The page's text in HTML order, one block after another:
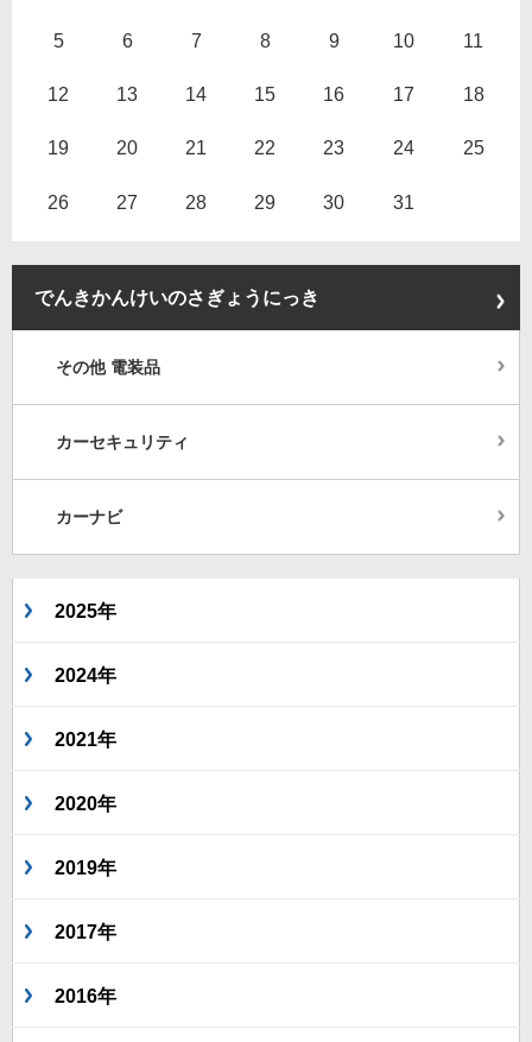
5 6 7 8 9 10 11
12 13 14 15 16 17 18
19 20 21 22 23 24 25
26 27 28 29 30 31
でんきかんけいのさぎょうにっき
その他 電装品
カーセキュリティ
カーナビ
2025年
2024年
2021年
2020年
2019年
2017年
2016年